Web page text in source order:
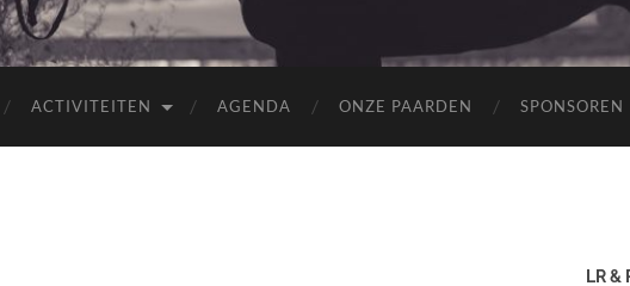
ACTIVITEITEN AGENDA ONZE PAARDEN SPONSOREN
LR &